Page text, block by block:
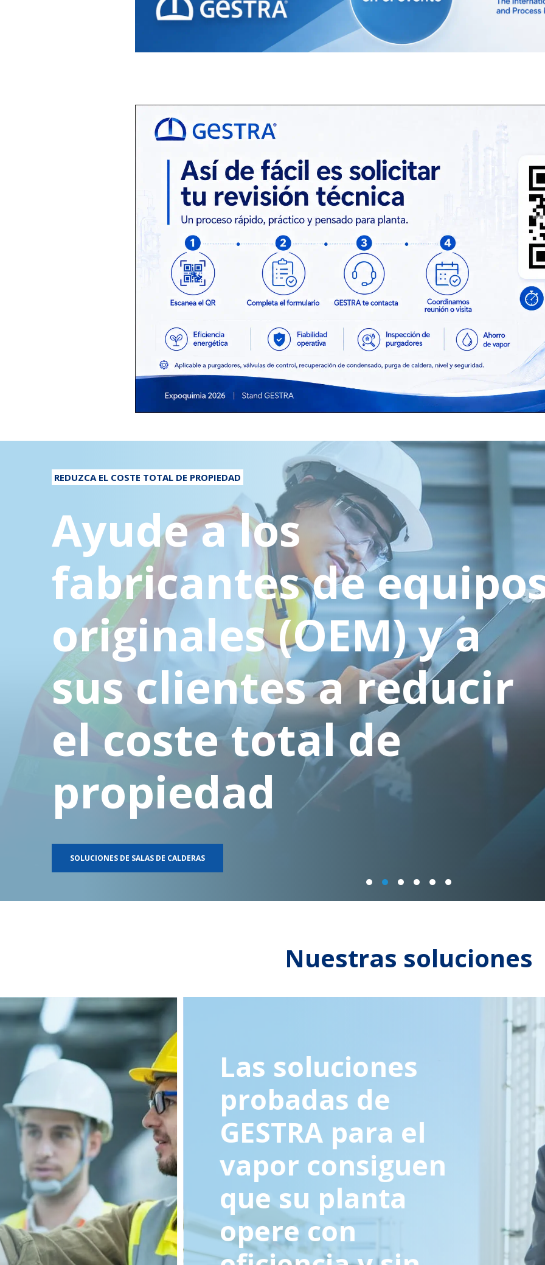
REDUZCA EL COSTE TOTAL DE PROPIEDAD
Ayude a los
fabricantes de
originales (OEM) y a
sus clientes a reducir
el coste total de
propiedad
SOLUCIONES DE SALAS DE CALDERAS
Previous
Nuestras soluciones
Las soluciones
probadas de
GESTRA para el
vapor consiguen
que su planta
opere con